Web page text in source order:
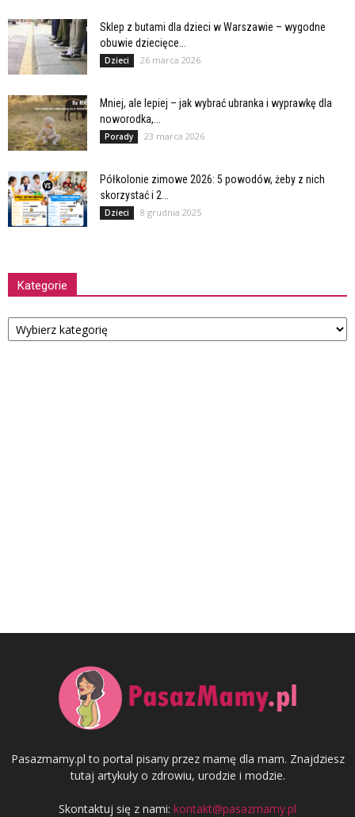
Sklep z butami dla dzieci w Warszawie – wygodne
obuwie dziecięce...
Dzieci 26 marca 2026
Mniej, ale lepiej – jak wybrać ubranka i wyprawkę dla
noworodka,...
Porady 23 marca 2026
Półkolonie zimowe 2026: 5 powodów, żeby z nich
skorzystać i 2...
Dzieci 8 grudnia 2025
Kategorie
Kategorie
Pasazmamy.pl to portal pisany przez mamę dla mam. Znajdziesz
tutaj artykuły o zdrowiu, urodzie i modzie.
Skontaktuj się z nami: kontakt@pasazmamy.pl